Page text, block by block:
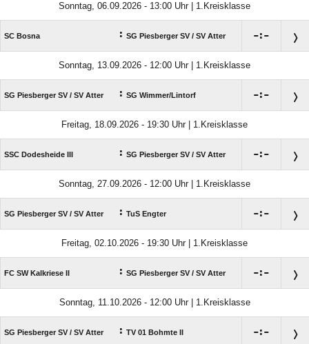
Sonntag, 06.09.2026 - 13:00 Uhr | 1.Kreisklasse
SC Bosna : SG Piesberger SV /​ SV Atter :
Sonntag, 13.09.2026 - 12:00 Uhr | 1.Kreisklasse
SG Piesberger SV /​ SV Atter : SG Wimmer/​Lintorf :
Freitag, 18.09.2026 - 19:30 Uhr | 1.Kreisklasse
SSC Dodesheide III : SG Piesberger SV /​ SV Atter :
Sonntag, 27.09.2026 - 12:00 Uhr | 1.Kreisklasse
SG Piesberger SV /​ SV Atter : TuS Engter :
Freitag, 02.10.2026 - 19:30 Uhr | 1.Kreisklasse
FC SW Kalkriese II : SG Piesberger SV /​ SV Atter :
Sonntag, 11.10.2026 - 12:00 Uhr | 1.Kreisklasse
SG Piesberger SV /​ SV Atter : TV 01 Bohmte II :